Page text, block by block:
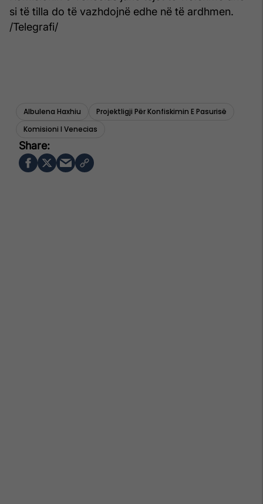
si të tilla do të vazhdojnë edhe në të ardhmen.​
/Telegrafi/
Albulena Haxhiu
Projektligji Për Konfiskimin E Pasurisë
Komisioni I Venecias